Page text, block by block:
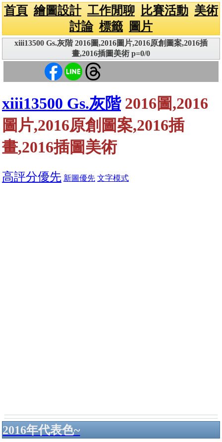
首頁 繪圖設計 工作閒聊 比賽活動 美術
討論 標籤 圖片
xiii13500 Gs.灰階 2016圖,2016圖片,2016原創圖案,2016插
畫,2016插圖美術 p=0/0
xiii13500 Gs.灰階2016圖,2016
圖片,2016原創圖案,2016插
畫,2016插圖美術
高評分優先 新圖優先 文字模式
2016年代表色~